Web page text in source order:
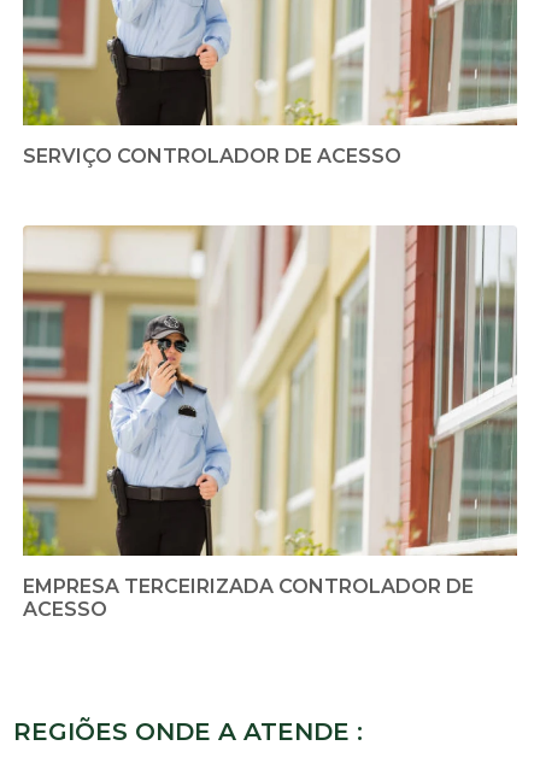
SERVIÇO CONTROLADOR DE ACESSO
EMPRESA TERCEIRIZADA CONTROLADOR DE
ACESSO
REGIÕES ONDE A ATENDE :